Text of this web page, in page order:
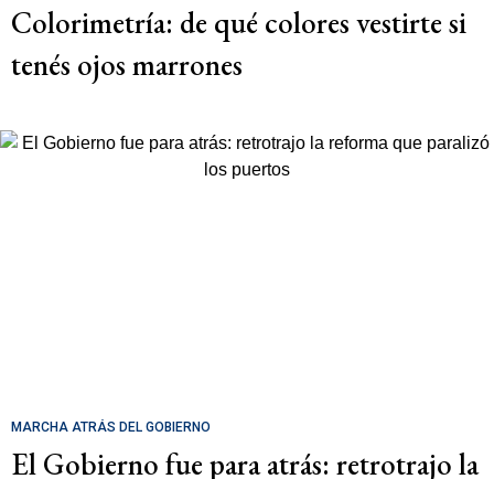
Colorimetría: de qué colores vestirte si
tenés ojos marrones
MARCHA ATRÁS DEL GOBIERNO
El Gobierno fue para atrás: retrotrajo la